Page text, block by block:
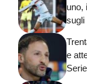
uno,
sugli
e